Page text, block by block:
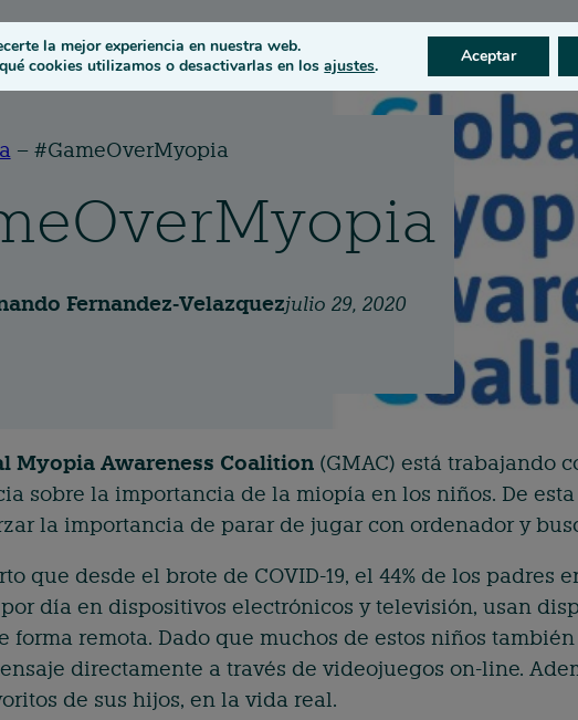
Condiciones oculares
– #GameOverMyopia
Fernandez-Velazquezjulio 29, 2020
Myopia Awareness Coalition(GMAC) está trabajando
sobre la importancia de la miopía en los niños. De
la importancia de parar de jugar con ordenador y
que desde el brote de COVID-19, el 44% de los padres
día en dispositivos electrónicos y televisión, usan
forma remota. Dado que muchos de estos niños
directamente a través de videojuegos on-line.
de sus hijos, en la vida real.
la mejor experiencia en nuestra web.
cookies utilizamos o desactivarlas en losajustes. Aceptar